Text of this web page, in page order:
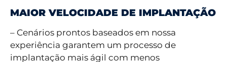
MAIOR VELOCIDADE DE IMPLANTAÇÃO
– Cenários prontos baseados em nossa
experiência garantem um processo de
implantação mais ágil com menos